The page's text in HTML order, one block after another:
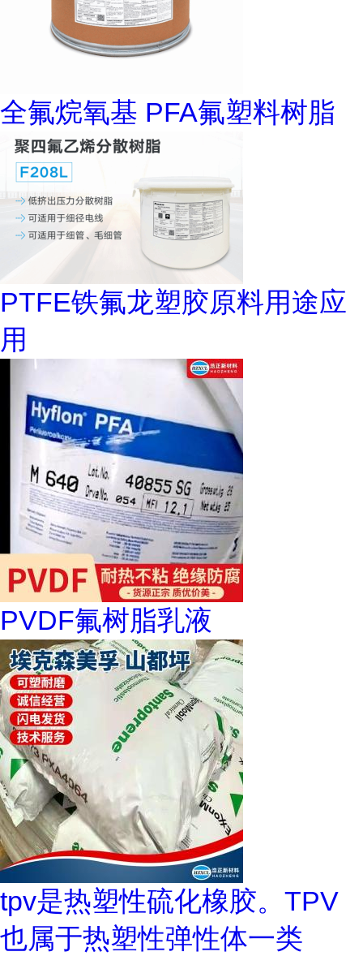
全氟烷氧基 PFA氟塑料树脂
PTFE铁氟龙塑胶原料用途应
用
PVDF氟树脂乳液
tpv是热塑性硫化橡胶。TPV
也属于热塑性弹性体一类